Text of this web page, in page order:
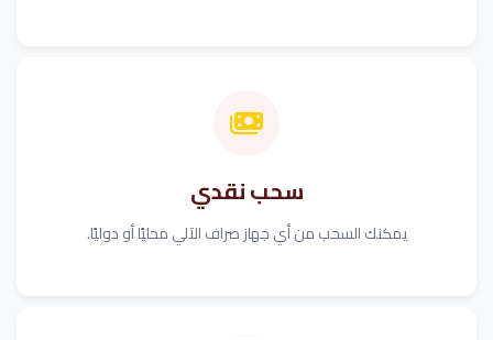
سحب نقدي
يمكنك السحب من أي جهاز صراف الآلي محليًا أو دوليًا.